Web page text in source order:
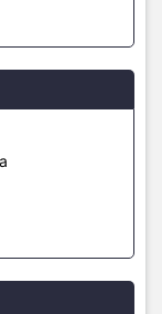
3 và USB 4,
s. Hỗ trợ Wi-Fi 6E.
cập tệp tin, trao
lúc mọi nơi. Điểm
giải pháp thay
dễ dàng kết nối,
trữ nhiều gói di